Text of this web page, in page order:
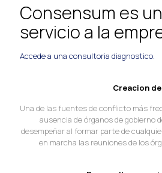
Consensum es
servicio a la
Accede a una consultoria diagnostico.
Creacion
Una de las fuentes de conflicto más
ausencia de órganos de gobierno
desempeñar al formar parte de
en marcha las reuniones de los